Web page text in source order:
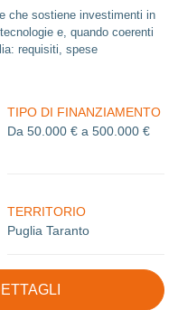
che sostiene investimenti in
e, quando coerenti
requisiti, spese
TIPO DI FINANZIAMENTO
Da 50.000 € a 500.000 €
TERRITORIO
Puglia Taranto